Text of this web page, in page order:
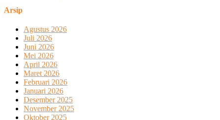
Arsip
Agustus 2026
Juli 2026
Juni 2026
Mei 2026
April 2026
Maret 2026
Februari 2026
Januari 2026
Desember 2025
November 2025
Oktober 2025